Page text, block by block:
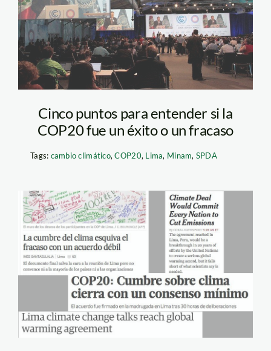
Cinco puntos para entender si la
COP20 fue un éxito o un fracaso
Tags: cambio climático,COP20, Lima, Minam, SPDA
cop_newspappers